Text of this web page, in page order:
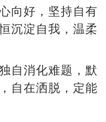
向好，坚持自有
沉淀自我，温柔
自消化难题，默
自在洒脱，定能